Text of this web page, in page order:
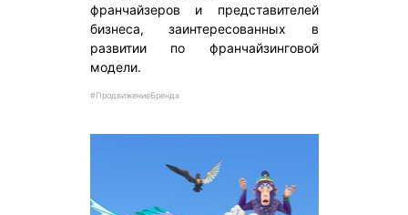
франчайзеров и представителей
бизнеса, заинтересованных в
развитии по франчайзинговой
модели.
#ПродвижениеБренда